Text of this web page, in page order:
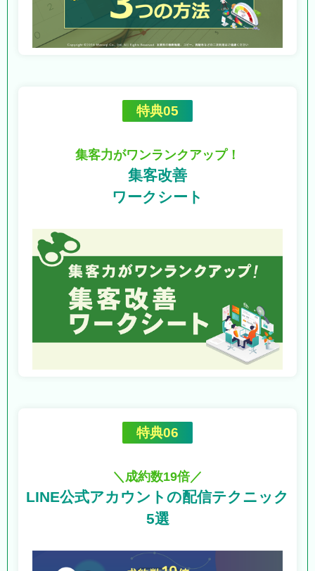
特典05
集客力がワンランクアップ！
集客改善
ワークシート
特典06
＼成約数19倍／
LINE公式アカウントの配信テクニック
5選